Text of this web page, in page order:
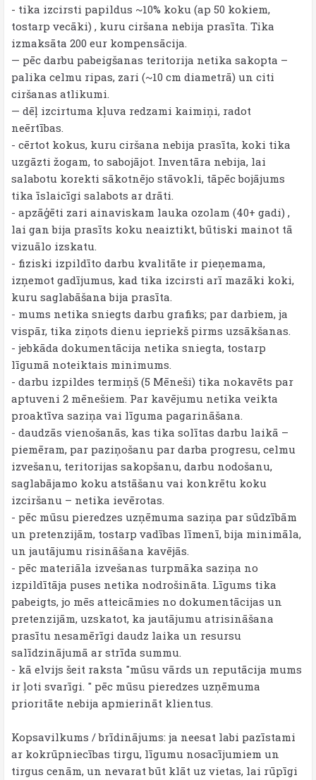
- tika izcirsti papildus ~10% koku (ap 50 kokiem,
tostarp vecāki) , kuru ciršana nebija prasīta. Tika
izmaksāta 200 eur kompensācija.
— pēc darbu pabeigšanas teritorija netika sakopta –
palika celmu ripas, zari (~10 cm diametrā) un citi
ciršanas atlikumi.
— dēļ izcirtuma kļuva redzami kaimiņi, radot
neērtības.
- cērtot kokus, kuru ciršana nebija prasīta, koki tika
uzgāzti žogam, to sabojājot. Inventāra nebija, lai
salabotu korekti sākotnējo stāvokli, tāpēc bojājums
tika īslaicīgi salabots ar drāti.
- apzāģēti zari ainaviskam lauka ozolam (40+ gadi) ,
lai gan bija prasīts koku neaiztikt, būtiski mainot tā
vizuālo izskatu.
- fiziski izpildīto darbu kvalitāte ir pieņemama,
izņemot gadījumus, kad tika izcirsti arī mazāki koki,
kuru saglabāšana bija prasīta.
- mums netika sniegts darbu grafiks; par darbiem, ja
vispār, tika ziņots dienu iepriekš pirms uzsākšanas.
- jebkāda dokumentācija netika sniegta, tostarp
līgumā noteiktais minimums.
- darbu izpildes termiņš (5 Mēneši) tika nokavēts par
aptuveni 2 mēnešiem. Par kavējumu netika veikta
proaktīva saziņa vai līguma pagarināšana.
- daudzās vienošanās, kas tika solītas darbu laikā –
piemēram, par paziņošanu par darba progresu, celmu
izvešanu, teritorijas sakopšanu, darbu nodošanu,
saglabājamo koku atstāšanu vai konkrētu koku
izciršanu – netika ievērotas.
- pēc mūsu pieredzes uzņēmuma saziņa par sūdzībām
un pretenzijām, tostarp vadības līmenī, bija minimāla,
un jautājumu risināšana kavējās.
- pēc materiāla izvešanas turpmāka saziņa no
izpildītāja puses netika nodrošināta. Līgums tika
pabeigts, jo mēs atteicāmies no dokumentācijas un
pretenzijām, uzskatot, ka jautājumu atrisināšana
prasītu nesamērīgi daudz laika un resursu
salīdzinājumā ar strīda summu.
- kā elvijs šeit raksta "mūsu vārds un reputācija mums
ir ļoti svarīgi. " pēc mūsu pieredzes uzņēmuma
prioritāte nebija apmierināt klientus.
Kopsavilkums / brīdinājums: ja neesat labi pazīstami
ar kokrūpniecības tirgu, līgumu nosacījumiem un
tirgus cenām, un nevarat būt klāt uz vietas, lai rūpīgi